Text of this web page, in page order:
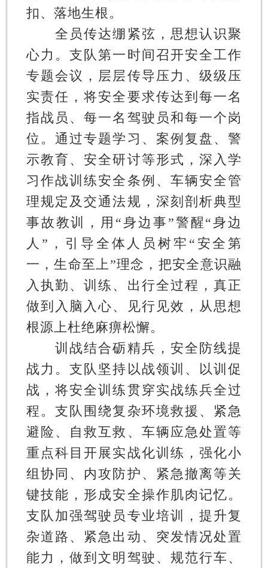
扣、落地生根。
全员传达绷紧弦，思想认识聚
心力。支队第一时间召开安全工作
专题会议，层层传导压力、级级压
实责任，将安全要求传达到每一名
指战员、每一名驾驶员和每一个岗
位。通过专题学习、案例复盘、警
示教育、安全研讨等形式，深入学
习作战训练安全条例、车辆安全管
理规定及交通法规，深刻剖析典型
事故教训，用“身边事”警醒“身边
人”，引导全体人员树牢“安全第
一，生命至上”理念，把安全意识融
入执勤、训练、出行全过程，真正
做到入脑入心、见行见效，从思想
根源上杜绝麻痹松懈。
训战结合砺精兵，安全防线提
战力。支队坚持以战领训、以训促
战，将安全训练贯穿实战练兵全过
程。支队围绕复杂环境救援、紧急
避险、自救互救、车辆应急处置等
重点科目开展实战化训练，强化小
组协同、内攻防护、紧急撤离等关
键技能，形成安全操作肌肉记忆。
支队加强驾驶员专业培训，提升复
杂道路、紧急出动、突发情况处置
能力，做到文明驾驶、规范行车、